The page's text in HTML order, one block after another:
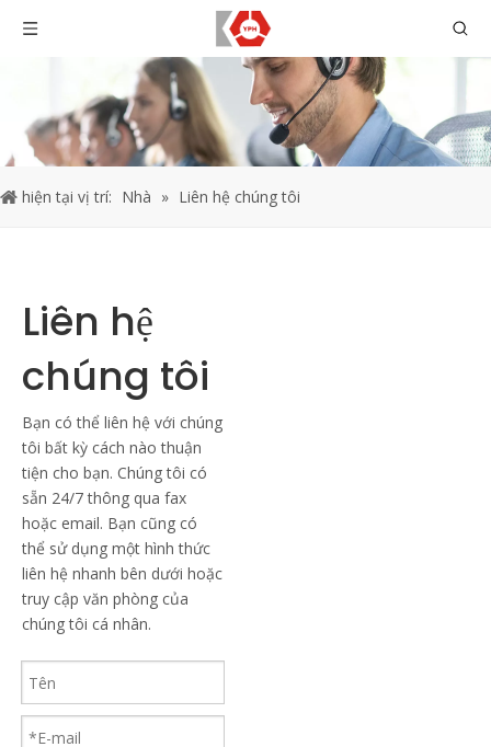
hiện tại vị trí: Nhà » Liên hệ chúng tôi
Liên hệ
chúng tôi
Bạn có thể liên hệ với chúng
tôi bất kỳ cách nào thuận
tiện cho bạn. Chúng tôi có
sẵn 24/7 thông qua fax
hoặc email. Bạn cũng có
thể sử dụng một hình thức
liên hệ nhanh bên dưới hoặc
truy cập văn phòng của
chúng tôi cá nhân.